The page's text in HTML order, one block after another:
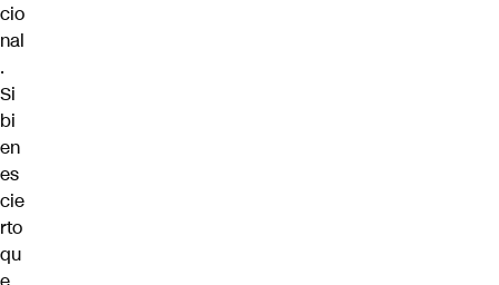
cio
nal
.
Si
bi
en
es
cie
rto
qu